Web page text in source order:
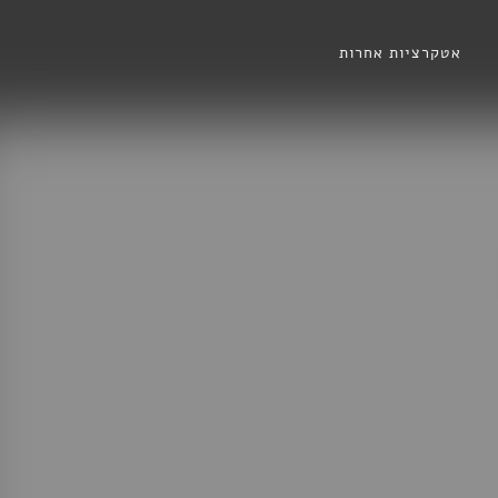
אטקרציות אחרות